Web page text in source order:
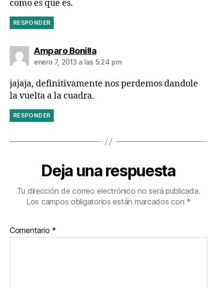
como es que es.
RESPONDER
Amparo Bonilladice:
enero 7, 2013 a las 5:24 pm
jajaja, definitivamente nos perdemos dandole
la vuelta a la cuadra.
RESPONDER
Deja una respuesta
Tu dirección de correo electrónico no será publicada.
Los campos obligatorios están marcados con *
Comentario *